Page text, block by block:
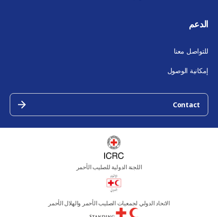
الدعم
للتواصل معنا
إمكانية الوصول
Contact
اللجنة الدولية للصليب الأحمر
الاتحاد الدولي لجمعيات الصليب الأحمر والهلال الأحمر